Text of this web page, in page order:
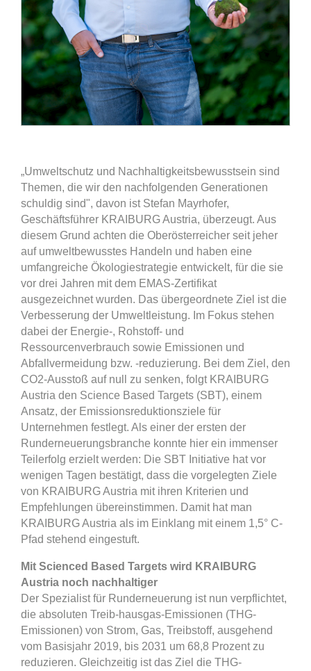
„Umweltschutz und Nachhaltigkeitsbewusstsein sind
Themen, die wir den nachfolgenden Generationen
schuldig sind", davon ist Stefan Mayrhofer,
Geschäftsführer KRAIBURG Austria, überzeugt. Aus
diesem Grund achten die Oberösterreicher seit jeher
auf umweltbewusstes Handeln und haben eine
umfangreiche Ökologiestrategie entwickelt, für die sie
vor drei Jahren mit dem EMAS-Zertifikat
ausgezeichnet wurden. Das übergeordnete Ziel ist die
Verbesserung der Umweltleistung. Im Fokus stehen
dabei der Energie-, Rohstoff- und
Ressourcenverbrauch sowie Emissionen und
Abfallvermeidung bzw. -reduzierung. Bei dem Ziel, den
CO2-Ausstoß auf null zu senken, folgt KRAIBURG
Austria den Science Based Targets (SBT), einem
Ansatz, der Emissionsreduktionsziele für
Unternehmen festlegt. Als einer der ersten der
Runderneuerungsbranche konnte hier ein immenser
Teilerfolg erzielt werden: Die SBT Initiative hat vor
wenigen Tagen bestätigt, dass die vorgelegten Ziele
von KRAIBURG Austria mit ihren Kriterien und
Empfehlungen übereinstimmen. Damit hat man
KRAIBURG Austria als im Einklang mit einem 1,5° C-
Pfad stehend eingestuft.
Mit Scienced Based Targets wird KRAIBURG
Austria noch nachhaltiger
Der Spezialist für Runderneuerung ist nun verpflichtet,
die absoluten Treib-hausgas-Emissionen (THG-
Emissionen) von Strom, Gas, Treibstoff, ausgehend
vom Basisjahr 2019, bis 2031 um 68,8 Prozent zu
reduzieren. Gleichzeitig ist das Ziel die THG-